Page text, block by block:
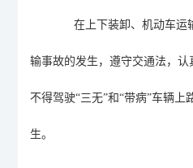
在上下装卸、机动车运
输事故的发生，遵守交通法，认
不得驾驶“三无”和“带病”车辆
生。